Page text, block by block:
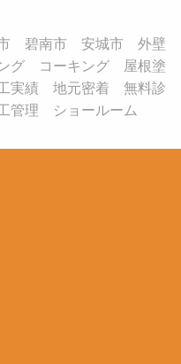
碧南市 安城市 外壁
グ コーキング 屋根塗
績 地元密着 無料診
管理 ショールーム